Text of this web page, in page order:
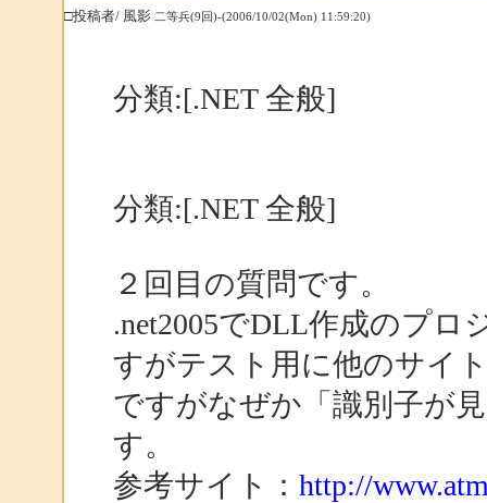
□投稿者/ 風影 二等兵(9回)-(2006/10/02(Mon) 11:59:20)
分類:[.NET 全般]
分類:[.NET 全般]
２回目の質問です。
.net2005でDLL作成のプ
すがテスト用に他のサイ
ですがなぜか「識別子が
す。
参考サイト： http://